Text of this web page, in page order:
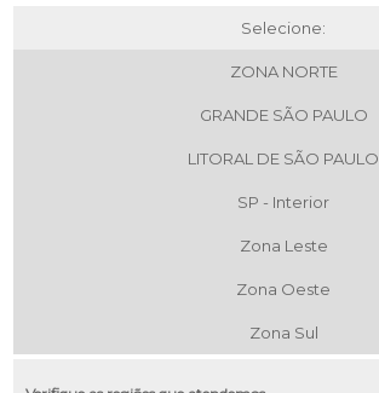
Selecione:
ZONA NORTE
GRANDE SÃO PAULO
LITORAL DE SÃO PAULO
SP - Interior
Zona Leste
Zona Oeste
Zona Sul